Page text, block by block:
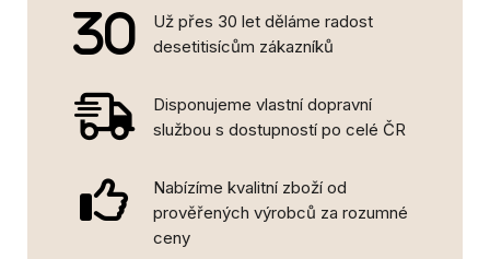
Už přes 30 let děláme radost
desetitisícům zákazníků
Disponujeme vlastní dopravní
službou s dostupností po celé ČR
Nabízíme kvalitní zboží od
prověřených výrobců za rozumné
ceny